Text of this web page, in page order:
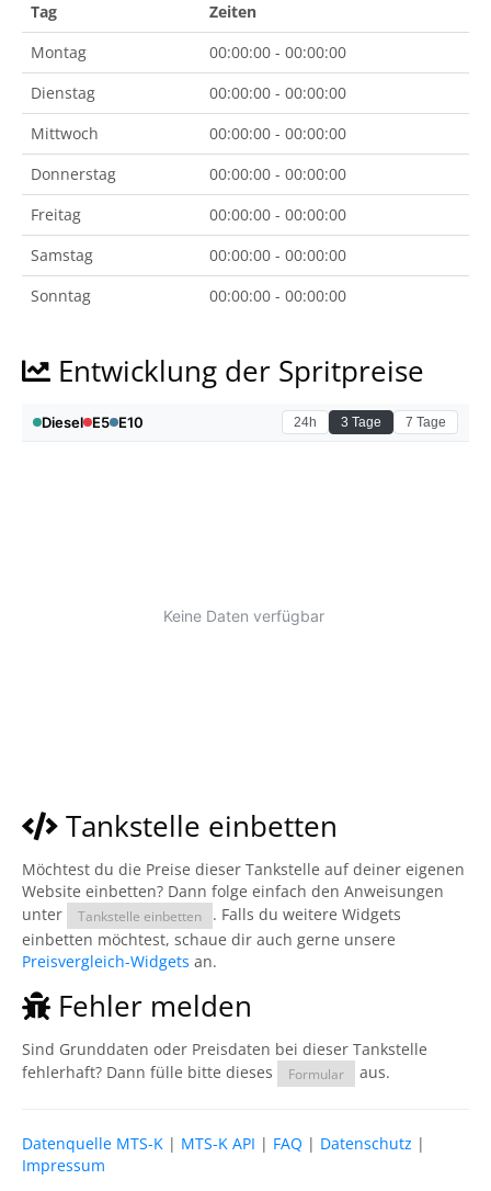
Tag
Zeiten
Montag
00:00:00 - 00:00:00
Dienstag
00:00:00 - 00:00:00
Mittwoch
00:00:00 - 00:00:00
Donnerstag
00:00:00 - 00:00:00
Freitag
00:00:00 - 00:00:00
Samstag
00:00:00 - 00:00:00
Sonntag
00:00:00 - 00:00:00
Entwicklung der Spritpreise
Tankstelle einbetten
Möchtest du die Preise dieser Tankstelle auf deiner eigenen
Website einbetten? Dann folge einfach den Anweisungen
unter
Tankstelle einbetten
. Falls du weitere Widgets
einbetten möchtest, schaue dir auch gerne unsere
Preisvergleich-Widgets an.
Fehler melden
Sind Grunddaten oder Preisdaten bei dieser Tankstelle
fehlerhaft? Dann fülle bitte dieses
Formular aus.
Datenquelle MTS-K | MTS-K API | FAQ | Datenschutz |
Impressum